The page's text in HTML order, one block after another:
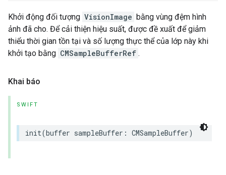
Khởi động đối tượng VisionImage bằng vùng đệm hình
ảnh đã cho. Để cải thiện hiệu suất, được đề xuất để giảm
thiểu thời gian tồn tại và số lượng thực thể của lớp này khi
khởi tạo bằng CMSampleBufferRef .
Khai báo
SWIFT
init(buffer sampleBuffer : CMSampleBuffer)